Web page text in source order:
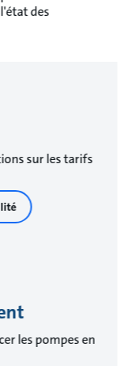
des
sur les tarifs
les pompes en